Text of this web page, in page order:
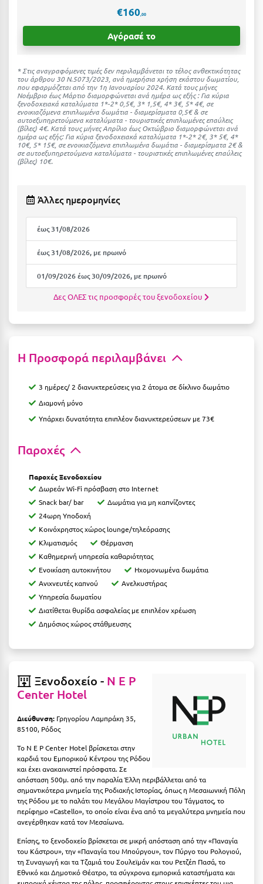
Διακοπτό
Ε
Ελάτη Αρκαδίας
Ελληνικό Αρκαδίας
Ελούντα Κρήτης
Ευρυτανία
Η
Ηλεία
Θεσσαλονίκη
Ιεράπετρα
Ικαρία
Ιωάννινα
Καβάλα
Καλαμάτα
Κάλαμος
Καλαμπάκα
Κάλυμνος
Καμένα Βούρλα
Καρδάμαινα
Καρδαμύλη
€160 ,00
Αγόρασέ το
* Στις αναγραφόμενες τιμές δεν περιλαμβάνεται το τέλος ανθεκτικότητας
του άρθρου 30 Ν.5073/2023, ανά ημερήσια χρήση εκάστου δωματίου,
που εφαρμόζεται από την 1η Ιανουαρίου 2024. Κατά τους μήνες
Νοέμβριο έως Μάρτιο διαμορφώνεται ανά ημέρα ως εξής : Για κύρια
ξενοδοχειακά καταλύματα 1*-2* 0,5€, 3* 1,5€, 4* 3€, 5* 4€, σε
ενοικιαζόμενα επιπλωμένα δωμάτια - διαμερίσματα 0,5€ & σε
αυτοεξυπηρετούμενα καταλύματα - τουριστικές επιπλωμένες επαύλεις
(βίλες) 4€. Kατά τους μήνες Απρίλιο έως Οκτώβριο διαμορφώνεται ανά
ημέρα ως εξής: Για κύρια ξενοδοχειακά καταλύματα 1*-2* 2€, 3* 5€, 4*
10€, 5* 15€, σε ενοικιαζόμενα επιπλωμένα δωμάτια - διαμερίσματα 2€ &
σε αυτοεξυπηρετούμενα καταλύματα - τουριστικές επιπλωμένες επαύλεις
(βίλες) 10€.
Άλλες ημερομηνίες
έως 31/08/2026
έως 31/08/2026, με πρωινό
01/09/2026 έως 30/09/2026, με πρωινό
Δες ΟΛΕΣ τις προσφορές του ξενοδοχείου
Η Προσφορά περιλαμβάνει
3 ημέρες/ 2 διανυκτερεύσεις για 2 άτομα σε δίκλινο δωμάτιο
Διαμονή μόνο
Υπάρχει δυνατότητα επιπλέον διανυκτερεύσεων με 73€
Παροχές
Παροχές Ξενοδοχείου
Δωρεάν Wi-Fi πρόσβαση στο Internet
Snack bar/ bar
Δωμάτια για μη καπνίζοντες
24ωρη Υποδοχή
Κοινόχρηστος χώρος lounge/τηλεόρασης
Κλιματισμός
Θέρμανση
Καθημερινή υπηρεσία καθαριότητας
Ενοικίαση αυτοκινήτου
Ηχομονωμένα δωμάτια
Ανιχνευτές καπνού
Ανελκυστήρας
Υπηρεσία δωματίου
Διατίθεται θυρίδα ασφαλείας με επιπλέον χρέωση
Δημόσιος χώρος στάθμευσης
Ξενοδοχείο - N E P
Center Hotel
Διεύθυνση: Γρηγορίου Λαμπράκη 35,
85100, Ρόδος
Το N E P Center Hotel βρίσκεται στην
καρδιά του Εμπορικού Κέντρου της Ρόδου
και έχει ανακαινιστεί πρόσφατα. Σε
απόσταση 500μ. από την παραλία Έλλη περιβάλλεται από τα
σημαντικότερα μνημεία της Ροδιακής Ιστορίας, όπως η Μεσαιωνική Πόλη
της Ρόδου με το παλάτι του Μεγάλου Μαγίστρου του Τάγματος, το
περίφημο «Castello», το οποίο είναι ένα από τα μεγαλύτερα μνημεία που
ανεγέρθηκαν κατά τον Μεσαίωνα.
Επίσης, το ξενοδοχείο βρίσκεται σε μικρή απόσταση από την «Παναγία
του Κάστρου», την «Παναγία του Μπούργου», τον Πύργο του Ρολογιού,
τη Συναγωγή και τα Τζαμιά του Σουλεϊμάν και του Ρετζέπ Πασά, το
Εθνικό και Δημοτικό Θέατρο, τα σύγχρονα εμπορικά καταστήματα και